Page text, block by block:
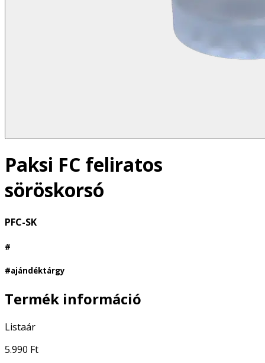
Paksi FC feliratos
söröskorsó
PFC-SK
#
#ajándéktárgy
Termék információ
Listaár
5.990 Ft